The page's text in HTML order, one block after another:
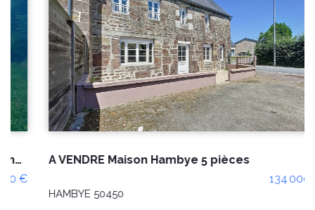
A VENDRE Maison Hambye 5 pièces
134 000 €
HAMBYE 50450